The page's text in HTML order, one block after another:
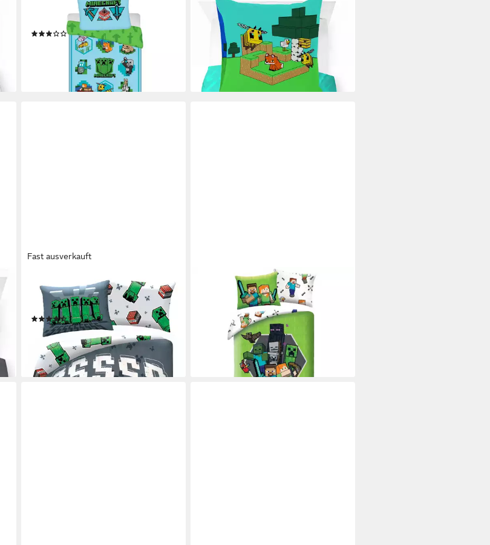
Kinderbettwäsche Minecraft,
Renforcé, 2 teilig
(1)
39,95 €
lieferbar - in 5-6 Werktagen bei dir
Kinderbettwäsche Minecraft
Creative, Linon, 2 teilig, 100%
Baumwolle
27,83 €
UVP32,99 €
-16%
lieferbar - in 6-8 Werktagen bei dir
Fast ausverkauft
Bettwäsche Minecraft
Kinderbettwäsche 140 x 200 cm
(3)
34,99 €
lieferbar - in 3-4 Werktagen bei dir
MINECRAFT
Bettwäsche Set aus Mikrofaser
Bettdeckenbezug 140 × 200 cm 70
× 90 cm Kissenbezug, Mikrofaser
29,95 € 34,95 €
lieferbar - in 5-6 Werktagen bei dir